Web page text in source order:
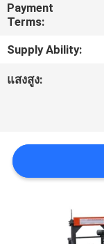
ติดต่อ
เรา
ขอ
Payment
Terms:
Supply Ability:
แสงสูง: